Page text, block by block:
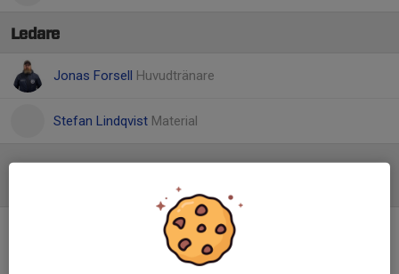
Ledare
Jonas Forsell Huvudtränare
Stefan Lindqvist Material
Referat
Faller med flaggan i topp – stark avslutning
på säsongen trots förlust